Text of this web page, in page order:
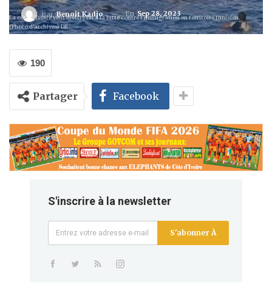
ParBenoit Kadjo En Sep 28, 2023
La côte d'Ivoire veut mettre fin à la lutte contre l'immigration en territoire tunisien.
(Photo d'archives) DR
190
Partager Facebook
S'inscrire à la newsletter
S'abonner À